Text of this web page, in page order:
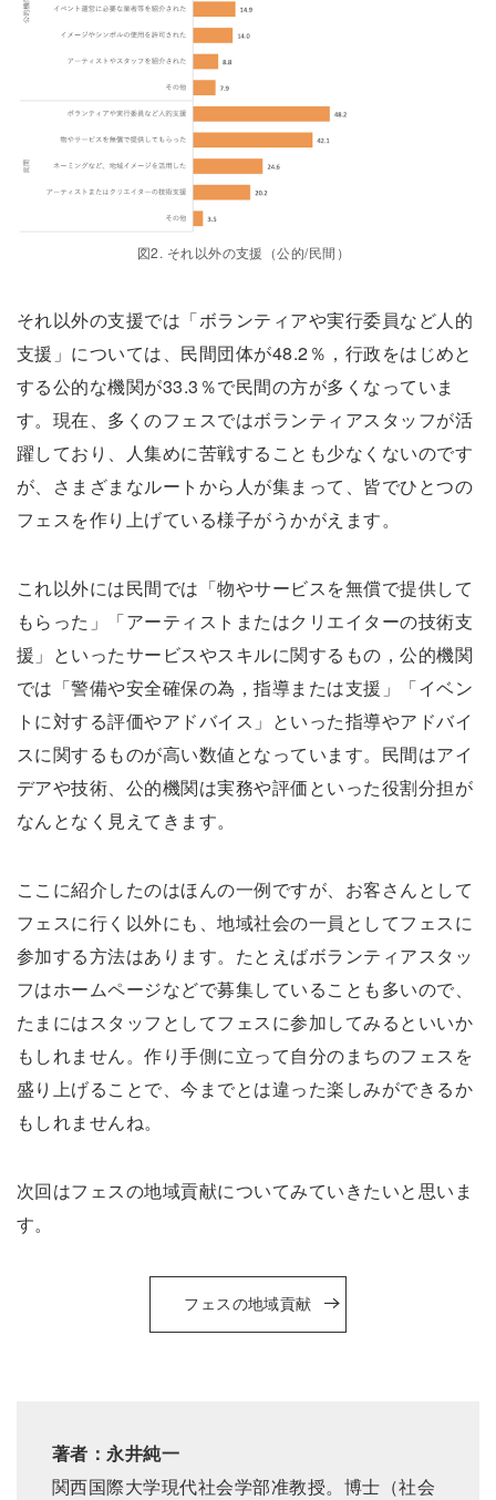
図2. それ以外の支援（公的/民間）
それ以外の支援では「ボランティアや実行委員など人的
支援」については、民間団体が48.2％，行政をはじめと
する公的な機関が33.3％で民間の方が多くなっていま
す。現在、多くのフェスではボランティアスタッフが活
躍しており、人集めに苦戦することも少なくないのです
が、さまざまなルートから人が集まって、皆でひとつの
フェスを作り上げている様子がうかがえます。
これ以外には民間では「物やサービスを無償で提供して
もらった」「アーティストまたはクリエイターの技術支
援」といったサービスやスキルに関するもの，公的機関
では「警備や安全確保の為，指導または支援」「イベン
トに対する評価やアドバイス」といった指導やアドバイ
スに関するものが高い数値となっています。民間はアイ
デアや技術、公的機関は実務や評価といった役割分担が
なんとなく見えてきます。
ここに紹介したのはほんの一例ですが、お客さんとして
フェスに行く以外にも、地域社会の一員としてフェスに
参加する方法はあります。たとえばボランティアスタッ
フはホームページなどで募集していることも多いので、
たまにはスタッフとしてフェスに参加してみるといいか
もしれません。作り手側に立って自分のまちのフェスを
盛り上げることで、今までとは違った楽しみができるか
もしれませんね。
次回はフェスの地域貢献についてみていきたいと思いま
す。
フェスの地域貢献
著者：永井純一
関西国際大学現代社会学部准教授。博士（社会